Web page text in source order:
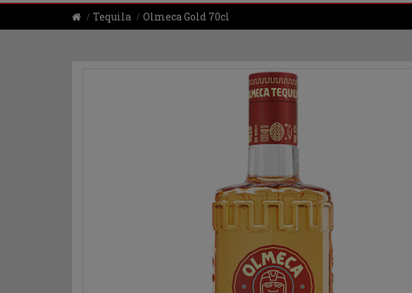
Tequila Olmeca Gold 70cl